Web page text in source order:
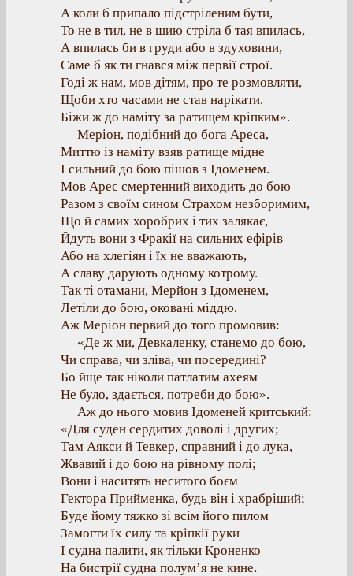
А коли б припало підстріленим бути,
То не в тил, не в шию стріла б тая впилась,
А впилась би в груди або в здуховини,
Саме б як ти гнався між первії строї.
Годі ж нам, мов дітям, про те розмовляти,
Щоби хто часами не став нарікати.
Біжи ж до наміту за ратищем кріпким».
Меріон, подібний до бога Ареса,
Миттю із наміту взяв ратище мідне
І сильний до бою пішов з Ідоменем.
Мов Арес смертенний виходить до бою
Разом з своїм сином Страхом незборимим,
Що й самих хоробрих і тих залякає,
Йдуть вони з Фракії на сильних ефірів
Або на хлегіян і їх не вважають,
А славу дарують одному котрому.
Так ті отамани, Мерйон з Ідоменем,
Летіли до бою, оковані міддю.
Аж Меріон первий до того промовив:
«Де ж ми, Девкаленку, станемо до бою,
Чи справа, чи зліва, чи посередині?
Бо йще так ніколи патлатим ахеям
Не було, здається, потреби до бою».
Аж до нього мовив Ідоменей критський:
«Для суден сердитих доволі і других;
Там Аякси й Тевкер, справний і до лука,
Жвавий і до бою на рівному полі;
Вони і наситять неситого боєм
Гектора Прийменка, будь він і храбріший;
Буде йому тяжко зі всім його пилом
Замогти їх силу та кріпкії руки
І судна палити, як тільки Кроненко
На бистрії судна полум’я не кине.